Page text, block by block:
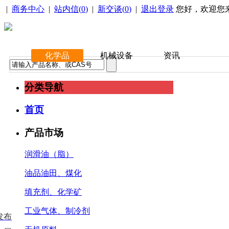
| 商务中心 | 站内信(0) | 新交谈(0) | 退出登录 您好，欢迎您
化学品 机械设备 资讯
分类导航
首页
产品市场
润滑油（脂）
油品油田、煤化
填充剂、化学矿
工业气体、制冷剂
布